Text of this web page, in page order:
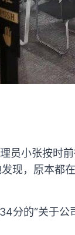
员小张按时
现，原本都
分的“关于